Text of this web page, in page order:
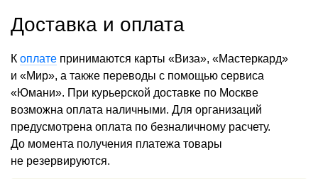
Доставка и оплата
К оплате принимаются карты «Виза», «Мастеркард»
и «Мир», а также переводы с помощью сервиса
«Юмани». При курьерской доставке по Москве
возможна оплата наличными. Для организаций
предусмотрена оплата по безналичному расчету.
До момента получения платежа товары
не резервируются.